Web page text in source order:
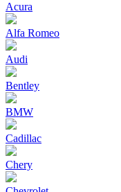
Acura
Alfa Romeo
Audi
Bentley
BMW
Cadillac
Chery